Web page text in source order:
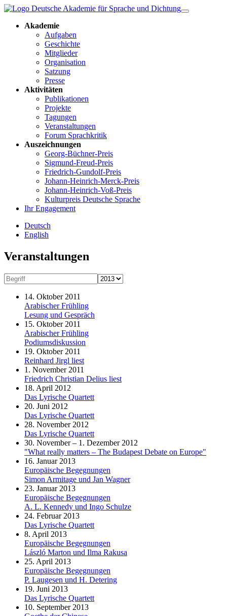
Akademie
Aufgaben
Geschichte
Mitglieder
Organisation
Satzung
Presse
Aktivitäten
Publikationen
Projekte
Tagungen
Veranstaltungen
Forum Sprachkritik
Auszeichnungen
Georg-Büchner-Preis
Sigmund-Freud-Preis
Friedrich-Gundolf-Preis
Johann-Heinrich-Merck-Preis
Johann-Heinrich-Voß-Preis
Kulturpreis Deutsche Sprache
Ihr Engagement
Deutsch
English
Veranstaltungen
14. Oktober 2011
Arabischer Frühling
Lesung und Gespräch
15. Oktober 2011
Arabischer Frühling
Podiumsdiskussion
19. Oktober 2011
Reinhard Jirgl liest
1. November 2011
Friedrich Christian Delius liest
18. April 2012
Das Lyrische Quartett
20. Juni 2012
Das Lyrische Quartett
28. November 2012
Das Lyrische Quartett
30. November – 1. Dezember 2012
"What really matters – The Budapest Debate on Europe"
16. Januar 2013
Europäische Begegnungen
Simon Armitage und Jan Wagner
23. Januar 2013
Europäische Begegnungen
A. L. Kennedy und Ingo Schulze
24. Februar 2013
Das Lyrische Quartett
8. April 2013
Europäische Begegnungen
László Marton und Ilma Rakusa
25. April 2013
Europäische Begegnungen
P. Laugesen und H. Detering
19. Juni 2013
Das Lyrische Quartett
10. September 2013